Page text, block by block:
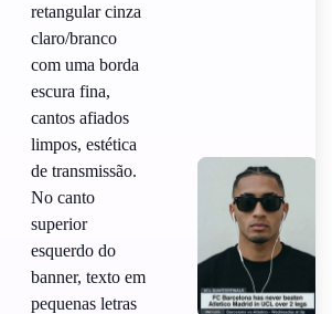
retangular cinza
claro/branco
com uma borda
escura fina,
cantos afiados
limpos, estética
de transmissão.
No canto
superior
esquerdo do
banner, texto em
pequenas letras